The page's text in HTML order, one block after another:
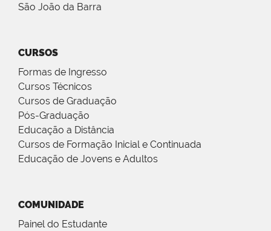
São João da Barra
CURSOS
Formas de Ingresso
Cursos Técnicos
Cursos de Graduação
Pós-Graduação
Educação a Distância
Cursos de Formação Inicial e Continuada
Educação de Jovens e Adultos
COMUNIDADE
Painel do Estudante